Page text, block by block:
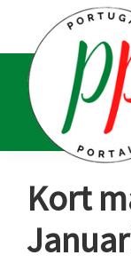
hoofd
inhoud
eerste
sidebar
voettekst
Portal
en
Kort